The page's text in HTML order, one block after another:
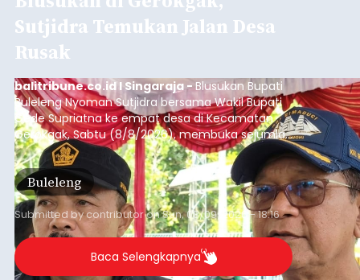
Sutjidra Temukan Jalan Desa
Rusak
balitribune.co.id I Singaraja - Blusukan Bupati
Buleleng Nyoman Sutjidra bersama Wakil Bupati
Gede Supriatna ke empat desa di Kecamatan
Gerokgak, Sabtu (8/8/2026), membuka sejumlah
persoalan yang masih dihadapi masyarakat. Dari
jalan desa yang rusak hingga potensi pertanian
yang belum optimal, semuanya menjadi
perhatian pemerintah daerah.
Buleleng
Submitted bycontributoronSun, 08/09/2026 - 18:16
Baca Selengkapnya